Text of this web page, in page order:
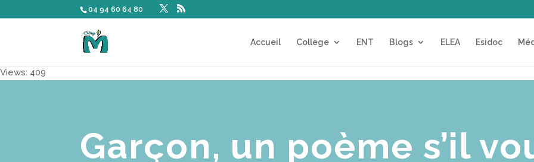
04 94 60 64 80
Accueil Collège ENT Blogs ELEA Esidoc
Views: 409
Garçon, un poème s’il